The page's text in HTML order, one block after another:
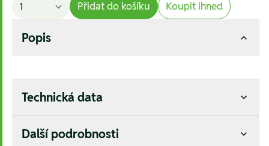
Přidat do košíku Koupit ihned
Popis
Technická data
Další podrobnosti